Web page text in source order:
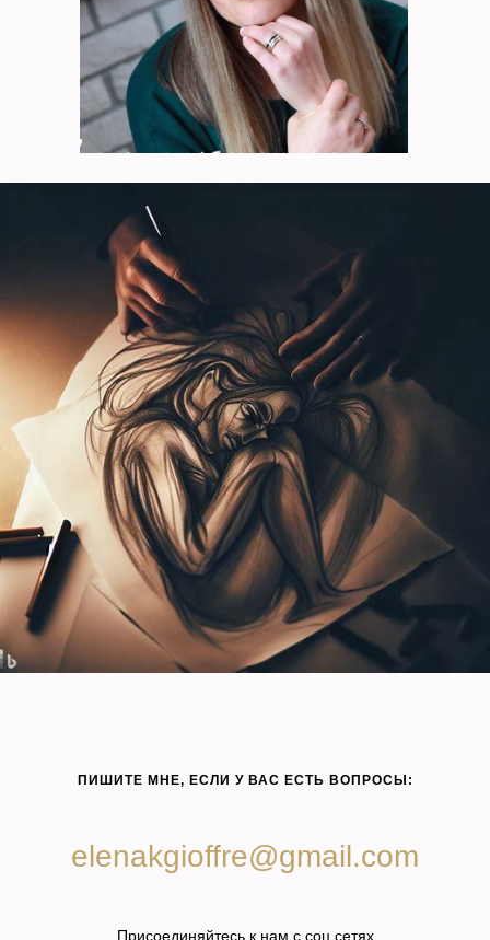
ПИШИТЕ МНЕ, ЕСЛИ У ВАС ЕСТЬ ВОПРОСЫ:
elenakgioffre@gmail.com
Присоединяйтесь к нам с соц.сетях